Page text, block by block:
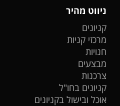
ניווט מהיר
קניונים
מרכזי קניות
חנויות
מבצעים
צרכנות
קניונים בחו"ל
אוכל ובישול בקניונים